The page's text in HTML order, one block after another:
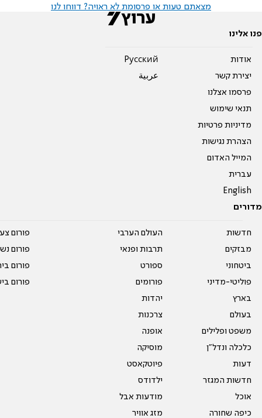
מצאתם טעות או פרסומת לא ראויה? דווחו לנו
פנו אלינו
אודות
יצירת קשר
פרסמו אצלנו
תנאי שימוש
מדיניות פרטיות
הצהרת נגישות
המייל האדום
עברית
English
Pусский
عربية
מדורים
חדשות
מבזקים
ביטחוני
פוליטי-מדיני
בארץ
בעולם
משפט ופלילים
כלכלה ונדל"ן
דעות
חדשות המגזר
אוכל
כיפה שחורה
העולם הערבי
תרבות ופנאי
ספורט
פורומים
יהדות
צרכנות
אופנה
מוסיקה
פיוטקאסט
ילדודס
מודעות אבל
מזג אוויר
פורום
פורום
פורום
פורום